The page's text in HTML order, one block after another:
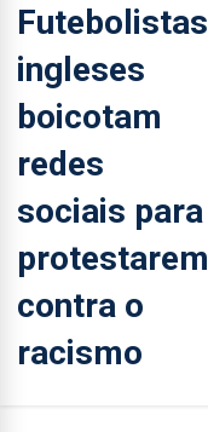
Futebolistas
ingleses
boicotam
redes
sociais para
protestarem
contra o
racismo